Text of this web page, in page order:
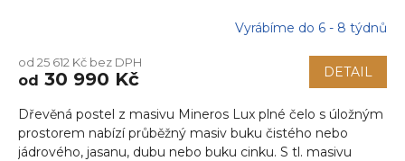
Vyrábíme do 6 - 8 týdnů
od 25 612 Kč bez DPH
od 30 990 Kč DETAIL
Dřevěná postel z masivu Mineros Lux plné čelo s úložným
prostorem nabízí průběžný masiv buku čistého nebo
jádrového, jasanu, dubu nebo buku cinku. S tl. masivu